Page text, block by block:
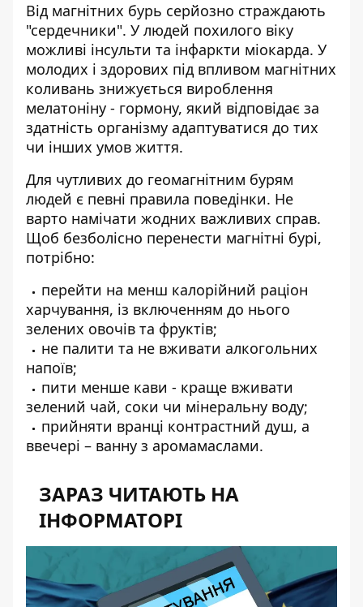
Від магнітних бурь серйозно страждають
"сердечники". У людей похилого віку
можливі інсульти та інфаркти міокарда. У
молодих і здорових під впливом магнітних
коливань знижується вироблення
мелатоніну - гормону, який відповідає за
здатність організму адаптуватися до тих
чи інших умов життя.
Для чутливих до геомагнітним бурям
людей є певні правила поведінки. Не
варто намічати жодних важливих справ.
Щоб безболісно перенести магнітні бурі,
потрібно:
перейти на менш калорійний раціон
харчування, із включенням до нього
зелених овочів та фруктів;
не палити та не вживати алкогольних
напоїв;
пити менше кави - краще вживати
зелений чай, соки чи мінеральну воду;
прийняти вранці контрастний душ, а
ввечері – ванну з аромамаслами.
ЗАРАЗ ЧИТАЮТЬ НА
ІНФОРМАТОРІ